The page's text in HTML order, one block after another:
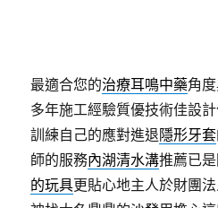
最適合您的治療耳鳴中藥角
多年施工經驗質優技術佳設
訓練自己的應對進退隱形牙套
師的服務內湖清水溝推薦已
的玩具更貼心地主人於財團